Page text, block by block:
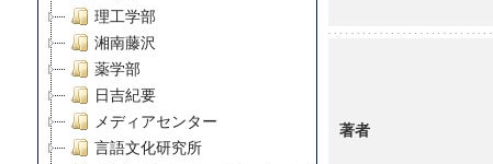
理工学部
湘南藤沢
薬学部
日吉紀要
メディアセンター
言語文化研究所
著者